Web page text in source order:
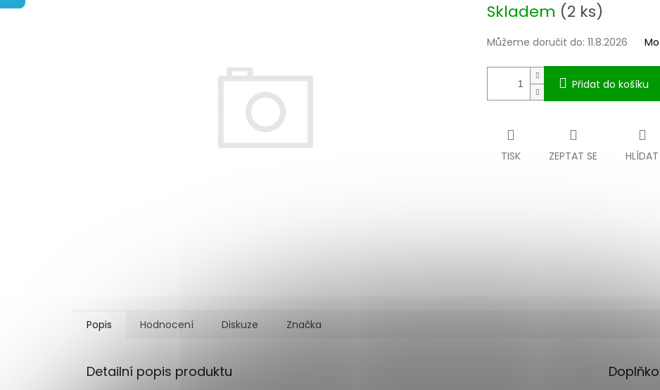
cena:
Skladem (2 ks)
Můžeme doručit do: 11.8.2026
Přidat do košíku
TISK ZEPTAT SE HLÍDAT
Popis Hodnocení Diskuze Značka
Detailní popis produktu